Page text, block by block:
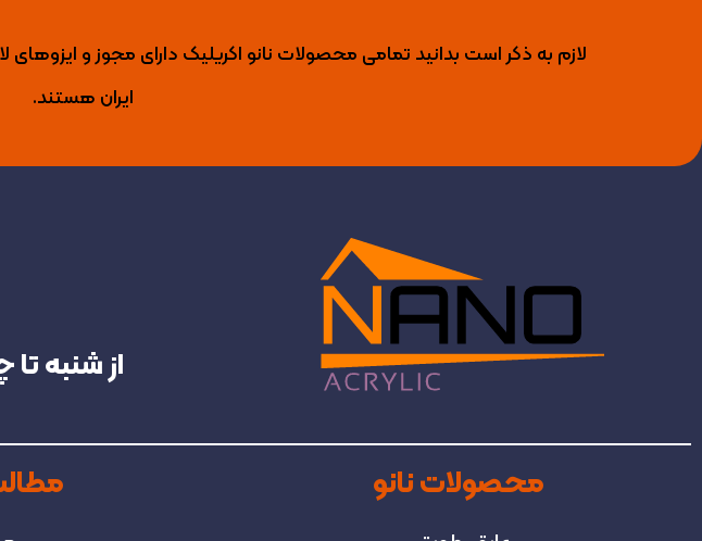
لازم به ذکر است بدانید تمامی محصولات نانو اکریلیک دارای مجوز و ایزوهای
ایران هستند.
از شنبه تا چهار شنبه‌ 9 الی 17 و
محصولات نانو